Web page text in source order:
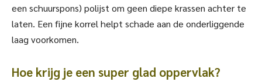
een schuurspons) polijst om geen diepe krassen achter te
laten. Een fijne korrel helpt schade aan de onderliggende
laag voorkomen.
Hoe krijg je een super glad oppervlak?